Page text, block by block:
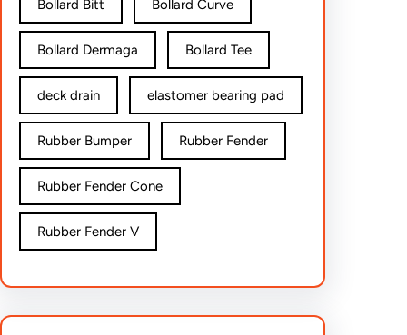
Bollard Bitt Bollard Curve
Bollard Dermaga Bollard Tee
deck drain elastomer bearing pad
Rubber Bumper Rubber Fender
Rubber Fender Cone
Rubber Fender V